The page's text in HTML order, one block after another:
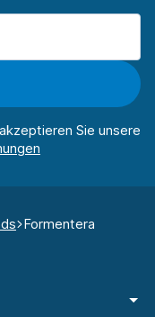
Sie unsere
Formentera